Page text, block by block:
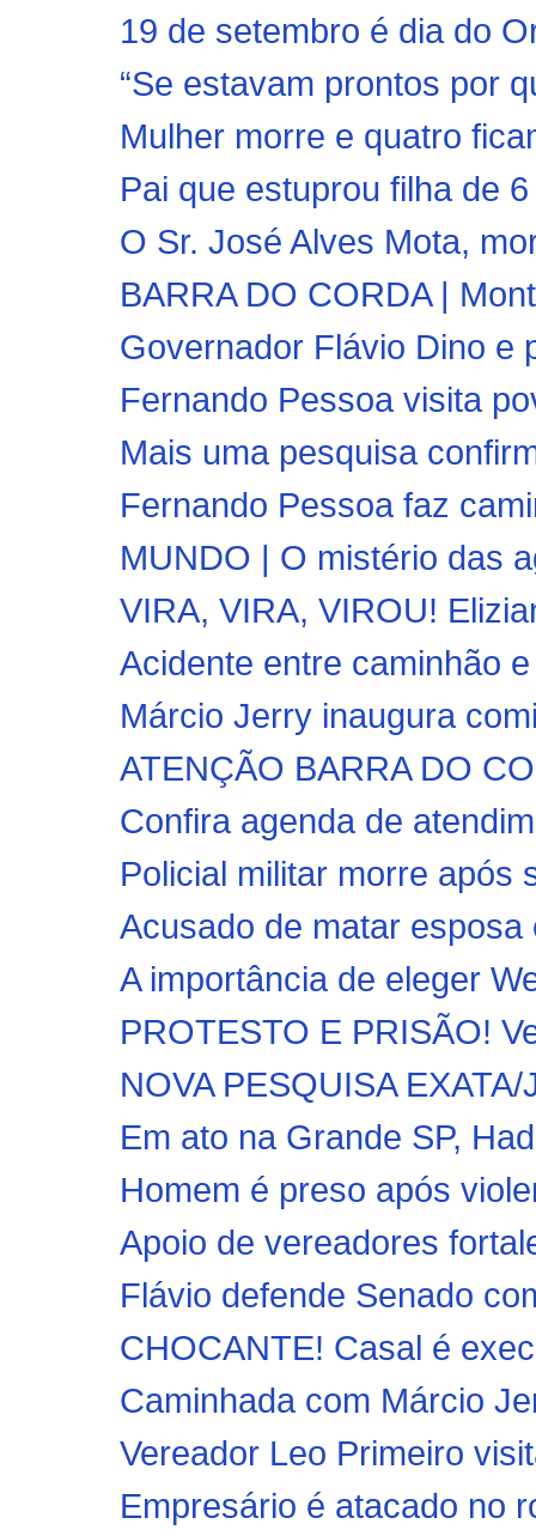
19 de setembro é dia do
“Se estavam prontos por
Mulher morre e quatro
Pai que estuprou filha de
O Sr. José Alves Mota,
BARRA DO CORDA |
Governador Flávio Dino e
Fernando Pessoa visita
Mais uma pesquisa
Fernando Pessoa faz
MUNDO | O mistério das
VIRA, VIRA, VIROU!
Acidente entre caminhão
Márcio Jerry inaugura
ATENÇÃO BARRA DO
Confira agenda de
Policial militar morre após
Acusado de matar
A importância de eleger
PROTESTO E PRISÃO!
NOVA PESQUISA
Em ato na Grande SP,
Homem é preso após
Apoio de vereadores
Flávio defende Senado
CHOCANTE! Casal é
Caminhada com Márcio
Vereador Leo Primeiro
Empresário é atacado no